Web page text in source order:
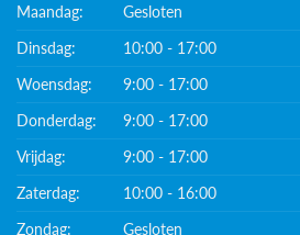
Maandag:
Gesloten
Dinsdag:
10:00 - 17:00
Woensdag:
9:00 - 17:00
Donderdag:
9:00 - 17:00
Vrijdag:
9:00 - 17:00
Zaterdag:
10:00 - 16:00
Zondag:
Gesloten